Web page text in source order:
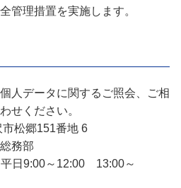
管理措置を実施します。
人データに関するご照会、ご相
せください。
松郷151番地 6
務部
日9:00～12:00 13:00～